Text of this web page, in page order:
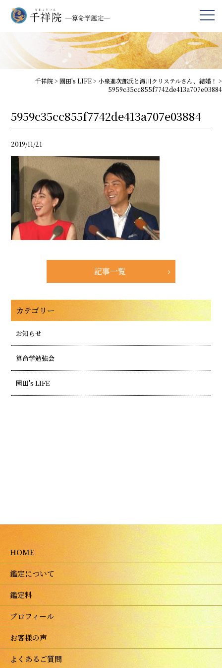
千祥院> 園田's LIFE> 小泉進次郎氏と滝川クリステルさん、結婚！ >
5959c35cc855f7742de413a707e03884
5959c35cc855f7742de413a707e03884
2019/11/21
記事一覧
カテゴリー
お知らせ
算命学勉強会
園田's LIFE
HOME
鑑定について
鑑定料
プロフィール
お客様の声
よくあるご質問